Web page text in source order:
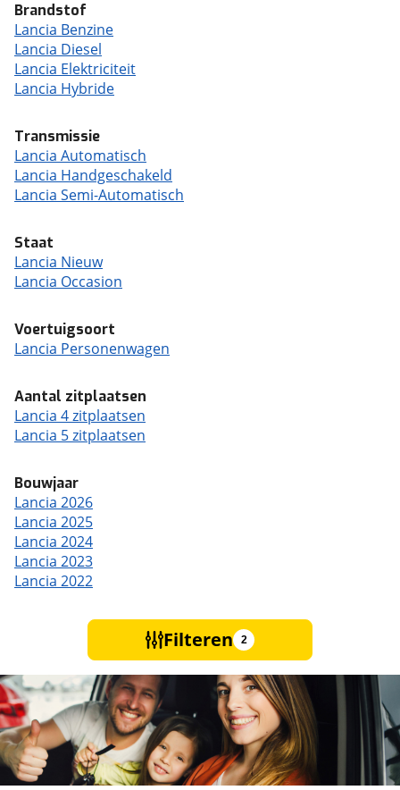
Brandstof
Lancia Benzine
Lancia Diesel
Lancia Elektriciteit
Lancia Hybride
Transmissie
Lancia Automatisch
Lancia Handgeschakeld
Lancia Semi-Automatisch
Staat
Lancia Nieuw
Lancia Occasion
Voertuigsoort
Lancia Personenwagen
Aantal zitplaatsen
Lancia 4 zitplaatsen
Lancia 5 zitplaatsen
Bouwjaar
Lancia 2026
Lancia 2025
Lancia 2024
Lancia 2023
Lancia 2022
Filteren 2